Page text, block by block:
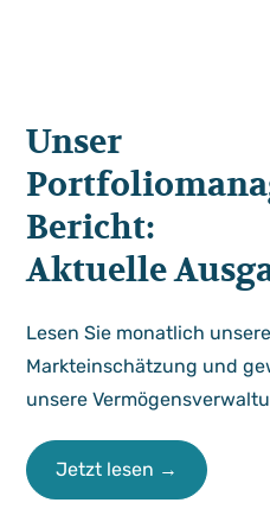
Unser
Bericht:
Aktuelle
Lesen Sie monatlich
Markteinschätzung und
unsere
Jetzt lesen →